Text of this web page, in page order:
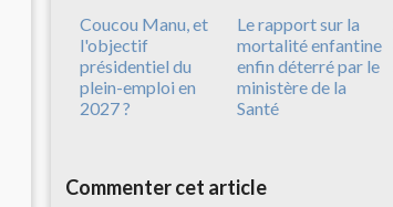
Coucou Manu, et
l'objectif
présidentiel du
plein-emploi en
2027 ?
Le rapport sur la
mortalité enfantine
enfin déterré par le
ministère de la
Santé
Commenter cet article